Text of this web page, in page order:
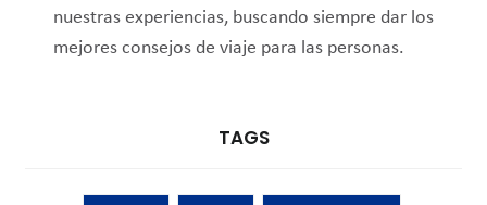
nuestras experiencias, buscando siempre dar los
mejores consejos de viaje para las personas.
TAGS